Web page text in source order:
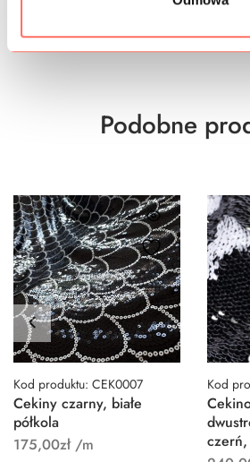
Podobne
Kod produktu: CEK0007
Cekiny czarny, białe
półkola
175,00zł/m
Kod
czerń,